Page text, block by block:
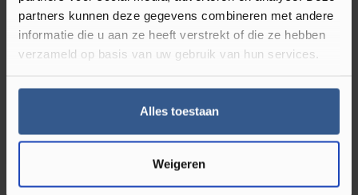
partners kunnen deze gegevens combineren met andere
informatie die u aan ze heeft verstrekt of die ze hebben
verzameld op basis van uw gebruik van hun services.
Alles toestaan
Weigeren
Grenen Gekalkt 27150
zorgt voor een ultra moderne afwerking. Hierdoor krijgt iedere
ruimte in uw woning een luxe en moderne uitstraling. De
plinten MDF muurplintenzijneenvoudig te monteren met de
bevestigingsclips of zijn te verlijmen met een plinten en profielen